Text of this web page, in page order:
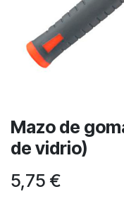
Mazo de
de vidrio)
5,75 €